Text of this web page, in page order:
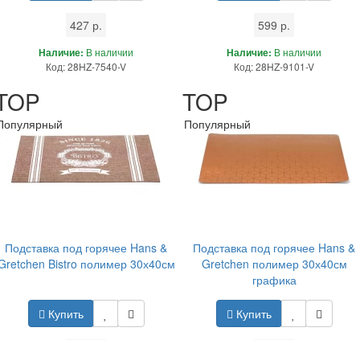
427 р.
Наличие: В наличии
Код: 28HZ-7540-V
599 р.
Наличие: В наличии
Код: 28HZ-9101-V
Подставка под горячее Hans &
Bistro полимер 30х40см
Купить
TOP
Популярный
Подставка под горячее Hans &
Gretchen полимер 30х40см
графика
Купить